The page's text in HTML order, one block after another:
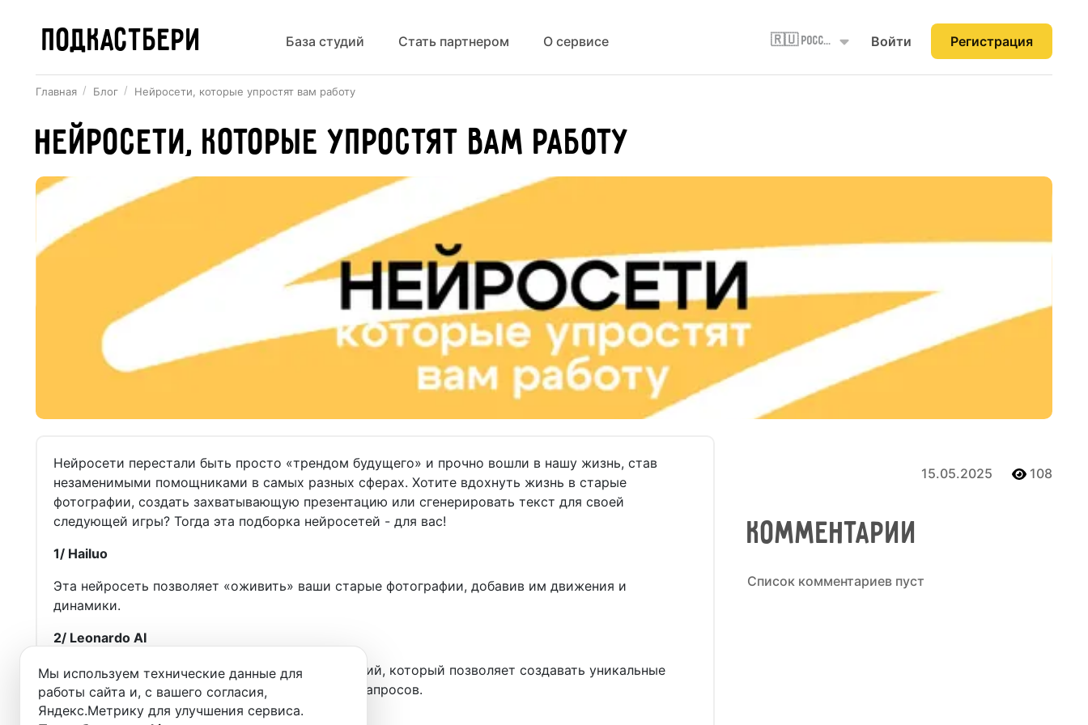
ПОДКАСТБЕРИ База студий Стать партнером О сервисе 🇷🇺 Россия Войти Регистрация
Главная Блог Нейросети, которые упростят вам работу
Нейросети, которые упростят вам работу
Нейросети перестали быть просто «трендом будущего» и прочно вошли в нашу жизнь, став
незаменимыми помощниками в самых разных сферах. Хотите вдохнуть жизнь в старые
фотографии, создать захватывающую презентацию или сгенерировать текст для своей
следующей игры? Тогда эта подборка нейросетей - для вас!
1/ Hailuo
Эта нейросеть позволяет «оживить» ваши старые фотографии, добавив им движения и
динамики.
2/ Leonardo AI
Leonardo AI - это мощный генератор изображений, который позволяет создавать уникальные
произведения искусства на основе текстовых запросов.
3/ Gamma AI
15.05.2025 108
Комментарии
Cписок комментариев пуст
Мы используем технические данные для
работы сайта и, с вашего согласия,
Яндекс.Метрику для улучшения сервиса.